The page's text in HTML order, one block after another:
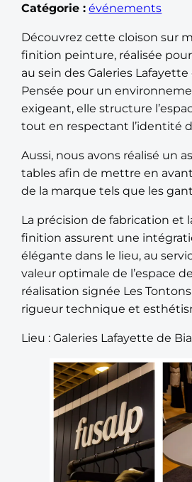
Catégorie : événements
Découvrez cette cloison sur
finition peinture, réalisée
au sein des Galeries
Pensée pour un
exigeant, elle structure
tout en respectant l’identité
Aussi, nous avons réalisé un
tables afin de mettre en
de la marque tels que les
La précision de fabrication et
finition assurent une
élégante dans le lieu, au
valeur optimale de l’espace
réalisation signée Les
rigueur technique et
Lieu : Galeries Lafayette de